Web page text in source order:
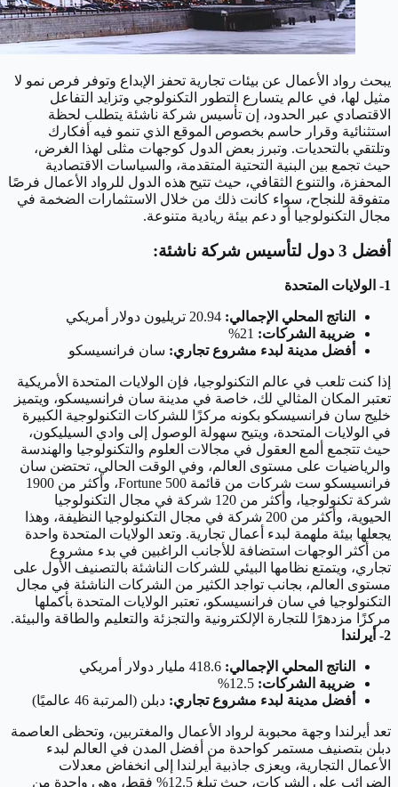
يبحث رواد الأعمال عن بيئات تجارية تحفز الإبداع وتوفر فرص نمو لا
مثيل لها، في عالم يتسارع التطور التكنولوجي وتزايد التفاعل
الاقتصادي عبر الحدود، إن تأسيس شركة ناشئة يتطلب لحظة
استثنائية وقرار حاسم بخصوص الموقع الذي تنمو فيه أفكارك
وتلتقي بالتحديات. وتبرز بعض الدول كوجهات مثلى لهذا الغرض،
حيث تجمع بين البنية التحتية المتقدمة، والسياسات الاقتصادية
المحفزة، والتنوع الثقافي، حيث تتيح هذه الدول للرواد الأعمال فرصًا
متفوقة للنجاح، سواء كانت ذلك من خلال الاستثمارات الضخمة في
مجال التكنولوجيا أو دعم بيئة ريادية متنوعة.
أفضل 3 دول لتأسيس شركة ناشئة:
1- الولايات المتحدة
الناتج المحلي الإجمالي:
ضريبة الشركات:
أفضل مدينة لبدء مشروع تجاري: سان فرانسيسكو
إذا كنت تلعب في عالم التكنولوجيا، فإن الولايات المتحدة الأمريكية
تعتبر المكان المثالي لك، خاصة في مدينة سان فرانسيسكو، ويتميز
خليج سان فرانسيسكو بكونه مركزًا للشركات التكنولوجية الكبيرة
في الولايات المتحدة، ويتيح سهولة الوصول إلى وادي السيليكون،
حيث تتجمع ألمع العقول في مجالات العلوم والتكنولوجيا والهندسة
والرياضيات على مستوى العالم، وفي الوقت الحالي، تحتضن سان
فرانسيسكو ست شركات من قائمة Fortune 500، وأكثر من 1900
شركة تكنولوجيا، وأكثر من 120 شركة في مجال التكنولوجيا
الحيوية، وأكثر من 200 شركة في مجال التكنولوجيا النظيفة، وهذا
يجعلها بيئة ملهمة لبدء أعمال تجارية. وتعد الولايات المتحدة واحدة
من أكثر الوجهات استضافة للأجانب الراغبين في بدء مشروع
تجاري، ويتمتع نظامها البيئي للشركات الناشئة بالتصنيف الأول على
مستوى العالم، بجانب تواجد الكثير من الشركات الناشئة في مجال
التكنولوجيا في سان فرانسيسكو، تعتبر الولايات المتحدة بأكملها
مركزًا مزدهرًا للتجارة الإلكترونية والتجزئة والتعليم والطاقة والبيئة.
2- أيرلندا
الناتج المحلي الإجمالي:
ضريبة الشركات:
أفضل مدينة لبدء مشروع تجاري: دبلن (المرتبة 46 عالميًا)
تعد أيرلندا وجهة محبوبة لرواد الأعمال والمغتربين، وتحظى العاصمة
دبلن بتصنيف مستمر كواحدة من أفضل المدن في العالم لبدء
الأعمال التجارية، ويعزى جاذبية أيرلندا إلى انخفاض معدلات
الضرائب على الشركات، حيث تبلغ 12.5% فقط، وهي واحدة من